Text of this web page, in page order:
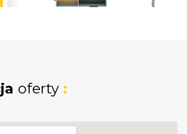
niski poziom zużycia energii (
systemy grzewcze i
oszczędność na wodzie i
oferty :